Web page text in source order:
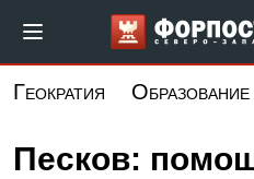
основному
Геократия Образование
Песков: